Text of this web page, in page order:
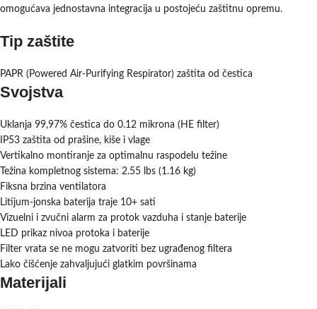
omogućava jednostavna integracija u postojeću zaštitnu opremu.
Tip zaštite
PAPR (Powered Air-Purifying Respirator) zaštita od čestica
Svojstva
Uklanja 99,97% čestica do 0.12 mikrona (HE filter)
IP53 zaštita od prašine, kiše i vlage
Vertikalno montiranje za optimalnu raspodelu težine
Težina kompletnog sistema: 2.55 lbs (1.16 kg)
Fiksna brzina ventilatora
Litijum-jonska baterija traje 10+ sati
Vizuelni i zvučni alarm za protok vazduha i stanje baterije
LED prikaz nivoa protoka i baterije
Filter vrata se ne mogu zatvoriti bez ugrađenog filtera
Lako čišćenje zahvaljujući glatkim površinama
Materijali